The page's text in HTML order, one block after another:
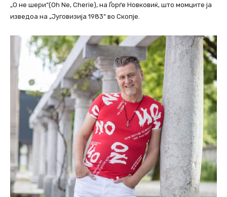
„О не шери“(Oh Ne, Cherie), на Ѓорѓе Новковиќ, што момците ја
изведоа на „Југовизија 1983“ во Скопје.